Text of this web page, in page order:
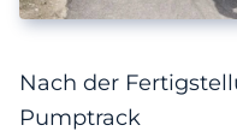
Nach der
Pumptrack